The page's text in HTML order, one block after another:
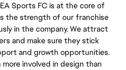
Sports FC is at the core of
the strength of our franchise
in the company. We attract
and make sure they stick
and growth opportunities.
more involved in design than